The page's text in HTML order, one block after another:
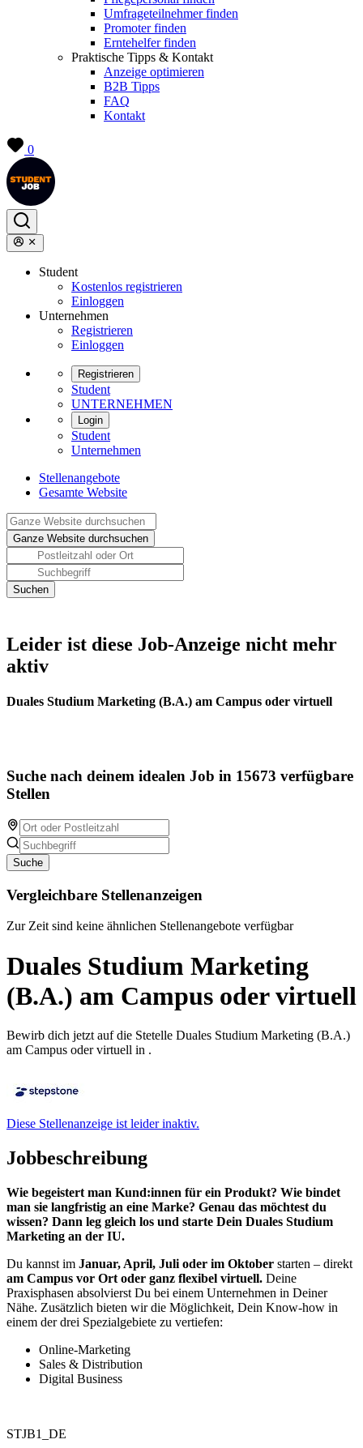
Umfrageteilnehmer finden
Promoter finden
Erntehelfer finden
Praktische Tipps & Kontakt
Anzeige optimieren
B2B Tipps
FAQ
Kontakt
0
Student
Kostenlos registrieren
Einloggen
Unternehmen
Registrieren
Einloggen
Registrieren
Student
UNTERNEHMEN
Login
Student
Unternehmen
Stellenangebote
Gesamte Website
Leider ist diese Job-Anzeige nicht mehr
aktiv
Duales Studium Marketing (B.A.) am Campus oder virtuell
Suche nach deinem idealen Job in 15673 verfügbare
Stellen
Suche
Vergleichbare Stellenanzeigen
Zur Zeit sind keine ähnlichen Stellenangebote verfügbar
Duales Studium Marketing
(B.A.) am Campus oder virtuell
Bewirb dich jetzt auf die Stetelle Duales Studium Marketing (B.A.)
am Campus oder virtuell in .
Diese Stellenanzeige ist leider inaktiv.
Jobbeschreibung
Wie begeistert man Kund:innen für ein Produkt? Wie bindet
man sie langfristig an eine Marke? Genau das möchtest du
wissen? Dann leg gleich los und starte Dein Duales Studium
Marketing an der IU.
Du kannst im Januar, April, Juli oder im Oktober starten – direkt
am Campus vor Ort oder ganz flexibel virtuell. Deine
Praxisphasen absolvierst Du bei einem Unternehmen in Deiner
Nähe. Zusätzlich bieten wir die Möglichkeit, Dein Know-how in
einem der drei Spezialgebiete zu vertiefen:
Online-Marketing
Sales & Distribution
Digital Business
STJB1_DE